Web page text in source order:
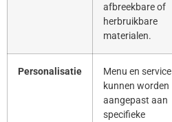
afbreekbare of
herbruikbare
materialen.
Personalisatie
Menu en service
kunnen worden
aangepast aan
specifieke